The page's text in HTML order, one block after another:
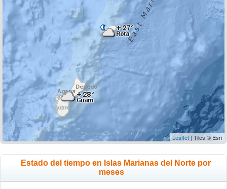
Leaflet | Tiles © Esri
Estado del tiempo en Islas Marianas del Norte por
meses